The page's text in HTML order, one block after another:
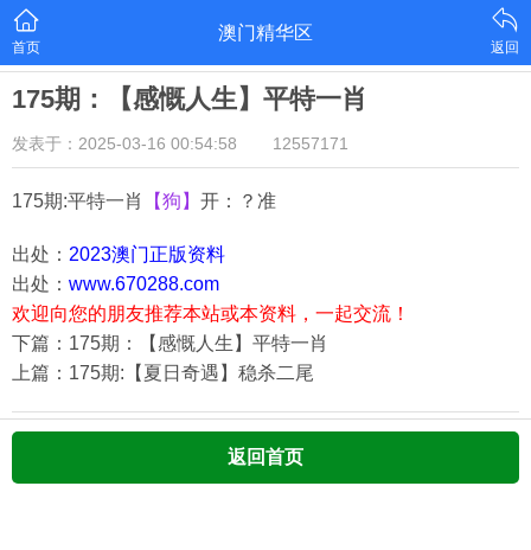
首页
澳门精华区
返回
175期：【感慨人生】平特一肖
发表于：2025-03-16 00:54:58 12557171
175期:平特一肖 【狗】 开：？准
出处： 2023澳门正版资料
出处： www.670288.com
欢迎向您的朋友推荐本站或本资料，一起交流！
下篇：175期：【感慨人生】平特一肖
上篇：175期:【夏日奇遇】稳杀二尾
返回首页